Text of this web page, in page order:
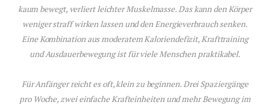
kaum bewegt, verliert leichter Muskelmasse. Das kann den Körper
weniger straff wirken lassen und den Energieverbrauch senken.
Eine Kombination aus moderatem Kaloriendefizit, Krafttraining
und Ausdauerbewegung ist für viele Menschen praktikabel.
Für Anfänger reicht es oft, klein zu beginnen. Drei Spaziergänge
pro Woche, zwei einfache Krafteinheiten und mehr Bewegung im